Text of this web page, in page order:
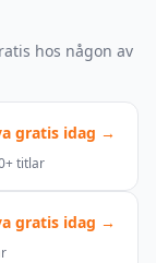
hos någon av
gratis idag →
titlar
gratis idag →